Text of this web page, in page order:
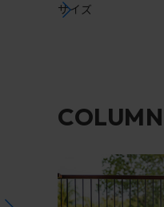
サイズ
COLUMN